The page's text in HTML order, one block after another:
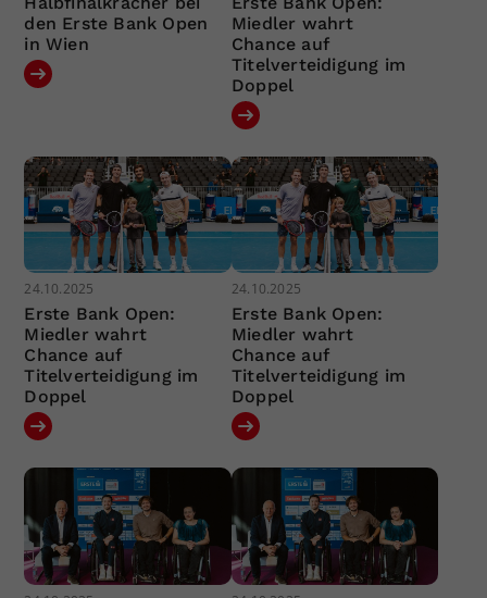
den Erste Bank Open
in Wien
Miedler wahrt
Chance auf
Titelverteidigung im
Doppel
24.10.2025
Erste Bank Open:
Miedler wahrt
Chance auf
Titelverteidigung im
Doppel
24.10.2025
Erste Bank Open:
Miedler wahrt
Chance auf
Titelverteidigung im
Doppel